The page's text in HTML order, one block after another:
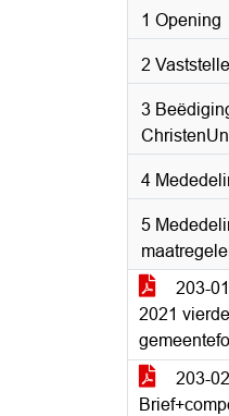
1 Opening
2
3
4
5
203-
2021
203-02